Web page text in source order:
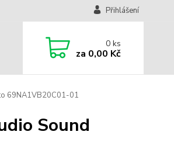
Přihlášení
0ks
za 0,00 Kč
69NA1VB20C01-01
Sound